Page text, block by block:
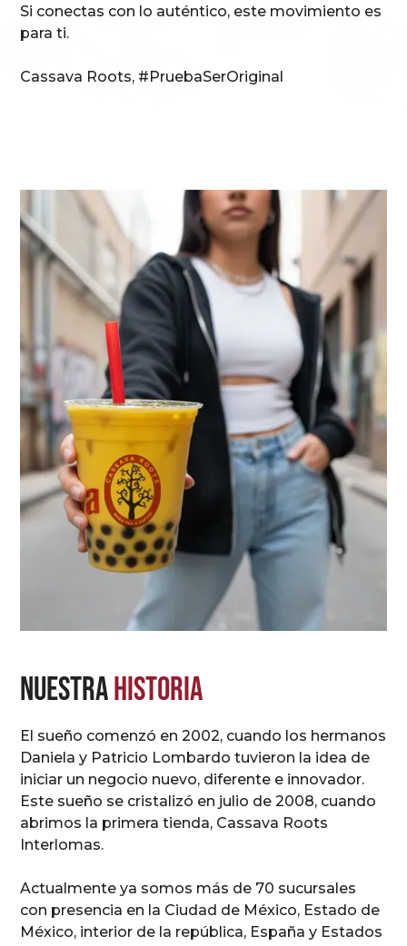
Si conectas con lo auténtico, este movimiento es
para ti.
Cassava Roots, #PruebaSerOriginal
NuestraHistoria
El sueño comenzó en 2002, cuando los hermanos
Daniela y Patricio Lombardo tuvieron la idea de
iniciar un negocio nuevo, diferente e innovador.
Este sueño se cristalizó en julio de 2008, cuando
abrimos la primera tienda, Cassava Roots
Interlomas.
Actualmente ya somos más de 70 sucursales
con presencia en la Ciudad de México, Estado de
México, interior de la república, España y Estados